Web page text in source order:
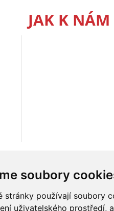
soubory
stránky používají soubory
uživatelského prostředí,
JAK K NÁM
Přihlášení do informačního systému